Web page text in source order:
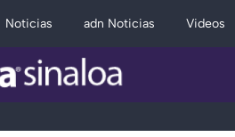
Noticias adn Noticias Videos